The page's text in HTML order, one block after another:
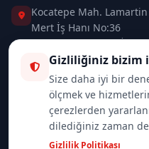
Kocatepe Mah. Lamartin
Mert İş Hanı No:36
Taksim / Beyoğlu /
0 (212) 235 37 83
0 (532) 418 08 46
info@merttrade.com
Gizliliğiniz bizim
Size daha iyi bir
ölçmek ve
çerezlerden
dilediğiniz zaman
Gizlilik Politikası